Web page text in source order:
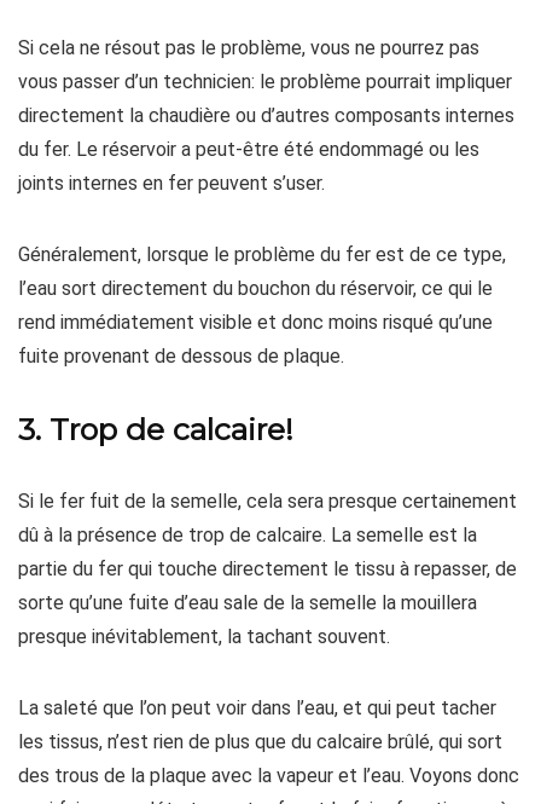
Si cela ne résout pas le problème, vous ne pourrez pas
vous passer d’un technicien: le problème pourrait impliquer
directement la chaudière ou d’autres composants internes
du fer. Le réservoir a peut-être été endommagé ou les
joints internes en fer peuvent s’user.
Généralement, lorsque le problème du fer est de ce type,
l’eau sort directement du bouchon du réservoir, ce qui le
rend immédiatement visible et donc moins risqué qu’une
fuite provenant de dessous de plaque.
3. Trop de calcaire!
Si le fer fuit de la semelle, cela sera presque certainement
dû à la présence de trop de calcaire. La semelle est la
partie du fer qui touche directement le tissu à repasser, de
sorte qu’une fuite d’eau sale de la semelle la mouillera
presque inévitablement, la tachant souvent.
La saleté que l’on peut voir dans l’eau, et qui peut tacher
les tissus, n’est rien de plus que du calcaire brûlé, qui sort
des trous de la plaque avec la vapeur et l’eau. Voyons donc